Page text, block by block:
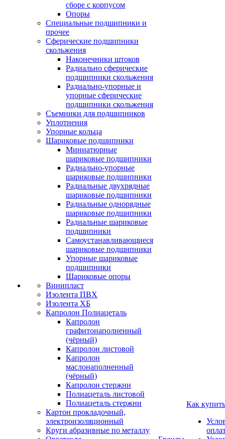
сборе с корпусом
Опоры
Специальные подшипники и
прочее
Сферические подшипники
скольжения
Наконечники штоков
Радиально сферические
подшипники скольжения
Радиально-упорные и
упорные сферические
подшипники скольжения
Съемники для подшипников
Уплотнения
Упорные кольца
Шариковые подшипники
Миниатюрные
шариковые подшипники
Радиально-упорные
шариковые подшипники
Радиальные двухрядные
шариковые подшипники
Радиальные однорядные
шариковые подшипники
Радиальные шариковые
подшипники
Самоустанавливающиеся
шариковые подшипники
Упорные шариковые
подшипники
Шариковые опоры
Винипласт
Изолента ПВХ
Изолента ХБ
Капролон Полиацеталь
Капролон
графитонаполненный
(чёрный)
Капролон листовой
Капролон
маслонаполненный
(чёрный)
Капролон стержни
Полиацеталь листовой
Полиацеталь стержни
Картон прокладочный,
электроизоляционный
Круги абразивные по металлу
Как купить